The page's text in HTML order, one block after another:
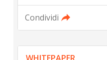
Condividi